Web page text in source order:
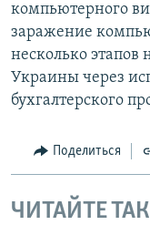
компьютерного
заражение
несколько
Украины через
бухгалтерского
Поделиться
ЧИТАЙТЕ